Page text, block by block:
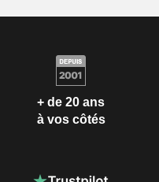
+ de 20 ans
à vos côtés